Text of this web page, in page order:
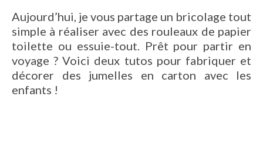
Aujourd’hui, je vous partage un bricolage tout
simple à réaliser avec des rouleaux de papier
toilette ou essuie-tout. Prêt pour partir en
voyage ? Voici deux tutos pour fabriquer et
décorer des jumelles en carton avec les
enfants !